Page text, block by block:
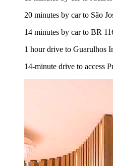
20 minutes by car to São
14 minutes by car to BR
1 hour drive to Guarulhos
14-minute drive to access